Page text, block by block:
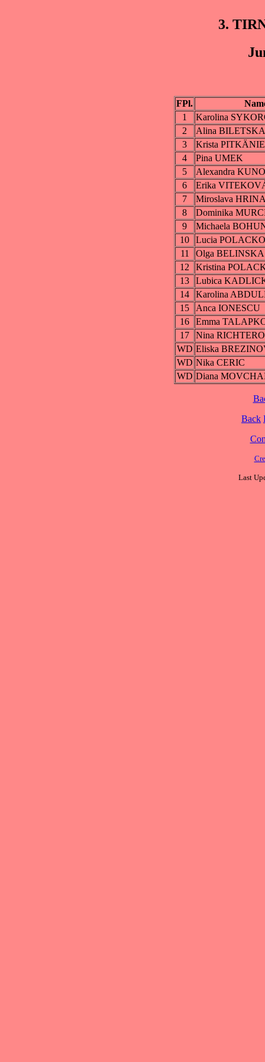
3.
FPl.
1
Karolina
2
Alina BILETSKA
3
Krista
4
Pina UMEK
5
Alexandra
6
Erika
7
Miroslava
8
Dominika
9
Michaela
10
Lucia
11
Olga BELINSKA
12
Kristina
13
Lubica
14
Karolina
15
Anca IONESCU
16
Emma
17
Nina
WD Eliska
WD Nika CERIC
WD Diana
Back
Last